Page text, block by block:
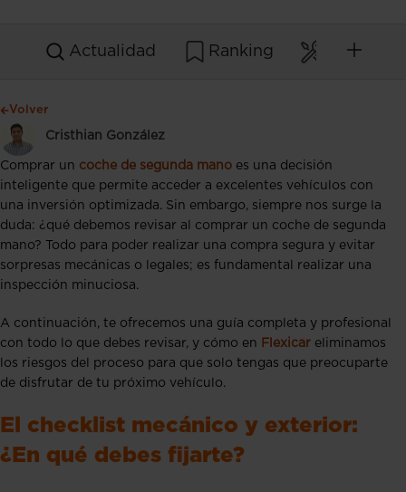
Actualidad Ranking
Volver
Cristhian González
Comprar un coche de segunda mano es una decisión
inteligente que permite acceder a excelentes vehículos con
una inversión optimizada. Sin embargo, siempre nos surge la
duda: ¿qué debemos revisar al comprar un coche de segunda
mano? Todo para poder realizar una compra segura y evitar
sorpresas mecánicas o legales; es fundamental realizar una
inspección minuciosa.
A continuación, te ofrecemos una guía completa y profesional
con todo lo que debes revisar, y cómo en Flexicar eliminamos
los riesgos del proceso para que solo tengas que preocuparte
de disfrutar de tu próximo vehículo.
El checklist mecánico y exterior:
¿En qué debes fijarte?